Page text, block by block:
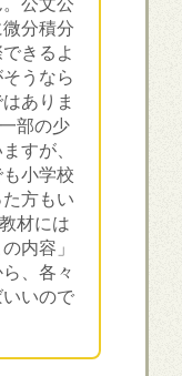
分積分
きるよ
うなら
ありま
部の少
すが、
小学校
方もい
材には
内容」
、各々
いので